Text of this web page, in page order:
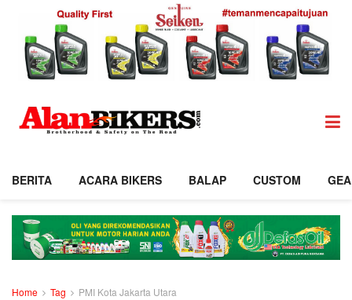
BERITA ACARA BIKERS BALAP CUSTOM
Home Tag PMI Kota Jakarta Utara